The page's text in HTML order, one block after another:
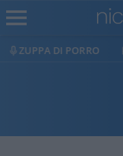
ZUPPA DI PORRO